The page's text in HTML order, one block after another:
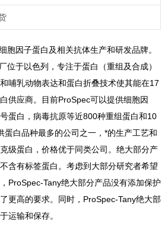
胞因子蛋白及相关抗体生产和研发品牌。
位于以色列，专注于蛋白（重组及合成）
哺乳动物表达和蛋白折叠技术使其能在17
供应商。目前ProSpec可以提供细胞因
蛋白，病毒抗原等近800种重组蛋白和10
蛋白品种最多的公司之一，*的生产工艺和
级蛋白，价格优于同类公司。绝大部分产
含有标签蛋白。考虑到大部分研究者希望
ProSpec-Tany绝大部分产品没有添加保护
更高的要求。同时，ProSpec-Tany绝大部
运输和保存。